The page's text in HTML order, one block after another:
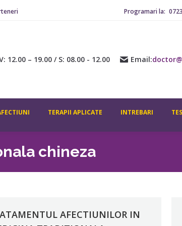
Programari la:
12.00 – 19.00 / S: 08.00 - 12.00 Email:
TERAPII APLICATE INTREBARI
chineza
AFECTIUNILOR IN